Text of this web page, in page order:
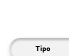
Tipo